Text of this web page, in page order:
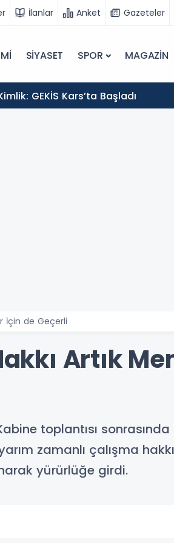
İlanlar Anket Gazeteler
SİYASET SPOR MAGAZİN
GEKİS Kars’ta Başladı
İçin de Geçerli
Artık
toplantısı
zamanlı çalışma
yürürlüğe girdi.